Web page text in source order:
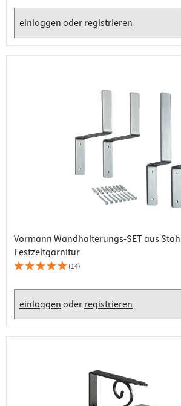
einloggenoderregistrieren
Vormann Wandhalterungs-SET aus
Festzeltgarnitur
(14)
einloggenoderregistrieren